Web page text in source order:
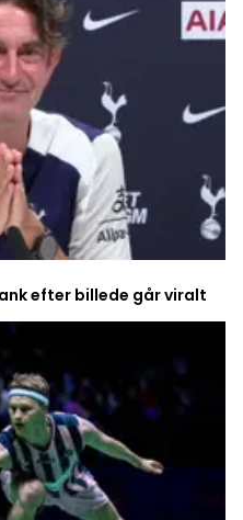
efter billede går viralt